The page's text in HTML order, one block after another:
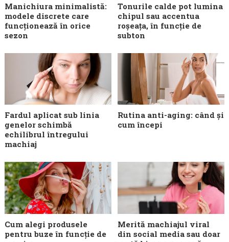
Manichiura minimalistă:
modele discrete care
funcționează în orice
sezon
Tonurile calde pot lumina
chipul sau accentua
roșeața, în funcție de
subton
Fardul aplicat sub linia
genelor schimbă
echilibrul întregului
machiaj
Rutina anti-aging: când și
cum începi
Cum alegi produsele
pentru buze în funcție de
Merită machiajul viral
din social media sau doar